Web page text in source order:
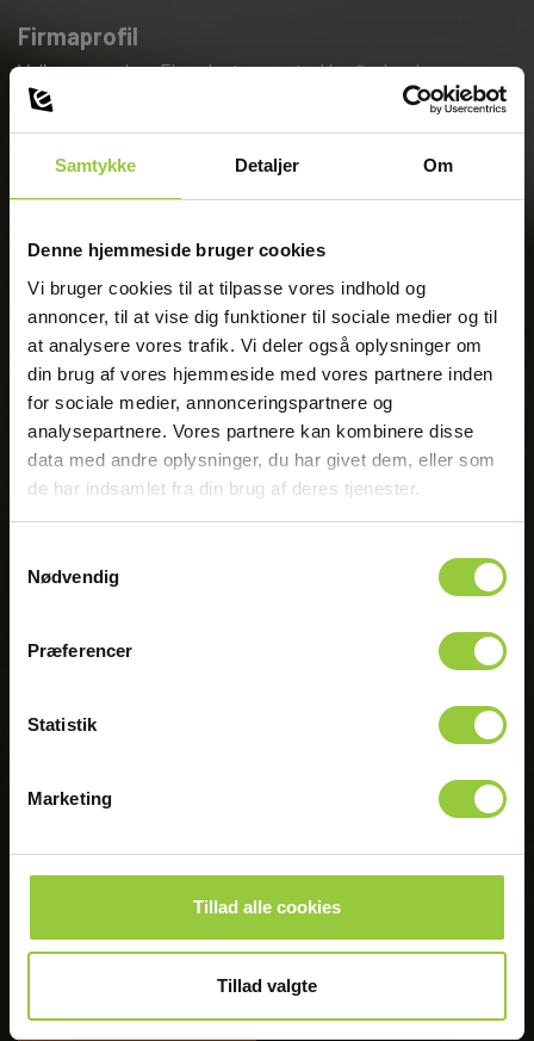
Samtykke Detaljer Om
Denne hjemmeside bruger cookies
Vi bruger cookies til at tilpasse vores indhold og
annoncer, til at vise dig funktioner til sociale medier og til
at analysere vores trafik. Vi deler også oplysninger om
din brug af vores hjemmeside med vores partnere inden
for sociale medier, annonceringspartnere og
analysepartnere. Vores partnere kan kombinere disse
data med andre oplysninger, du har givet dem, eller som
de har indsamlet fra din brug af deres tjenester.
Nødvendig
Præferencer
Statistik
Marketing
Tillad alle cookies
Tillad valgte
Firmaprofil
Velkommen hos Elma Instruments. Her finder du
markedets ubetinget største udvalg af test- og måleudstyr.
Historien bag Elma
Elma Instruments A/S er resultatet af fusionen mellem
New Instruments og Elmanet i 2004. Men historien
startede for over 50 år siden.
Se vores udvikling
Elma Instruments A/S er på udkig efter dedikerede og
GDPR
oplysninger. Derfor sikrer vi dine personlige data.